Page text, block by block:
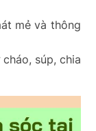
mẻ và thông
súp, chia